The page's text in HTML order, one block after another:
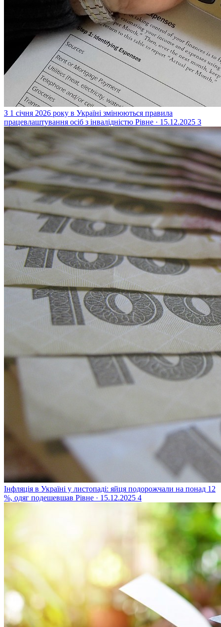
З 1 січня 2026 року в Україні змінюються правила
працевлаштування осіб з інвалідністю Рівне · 15.12.2025 3
Інфляція в Україні у листопаді: яйця подорожчали на понад 12
%, одяг подешевшав Рівне · 15.12.2025 4